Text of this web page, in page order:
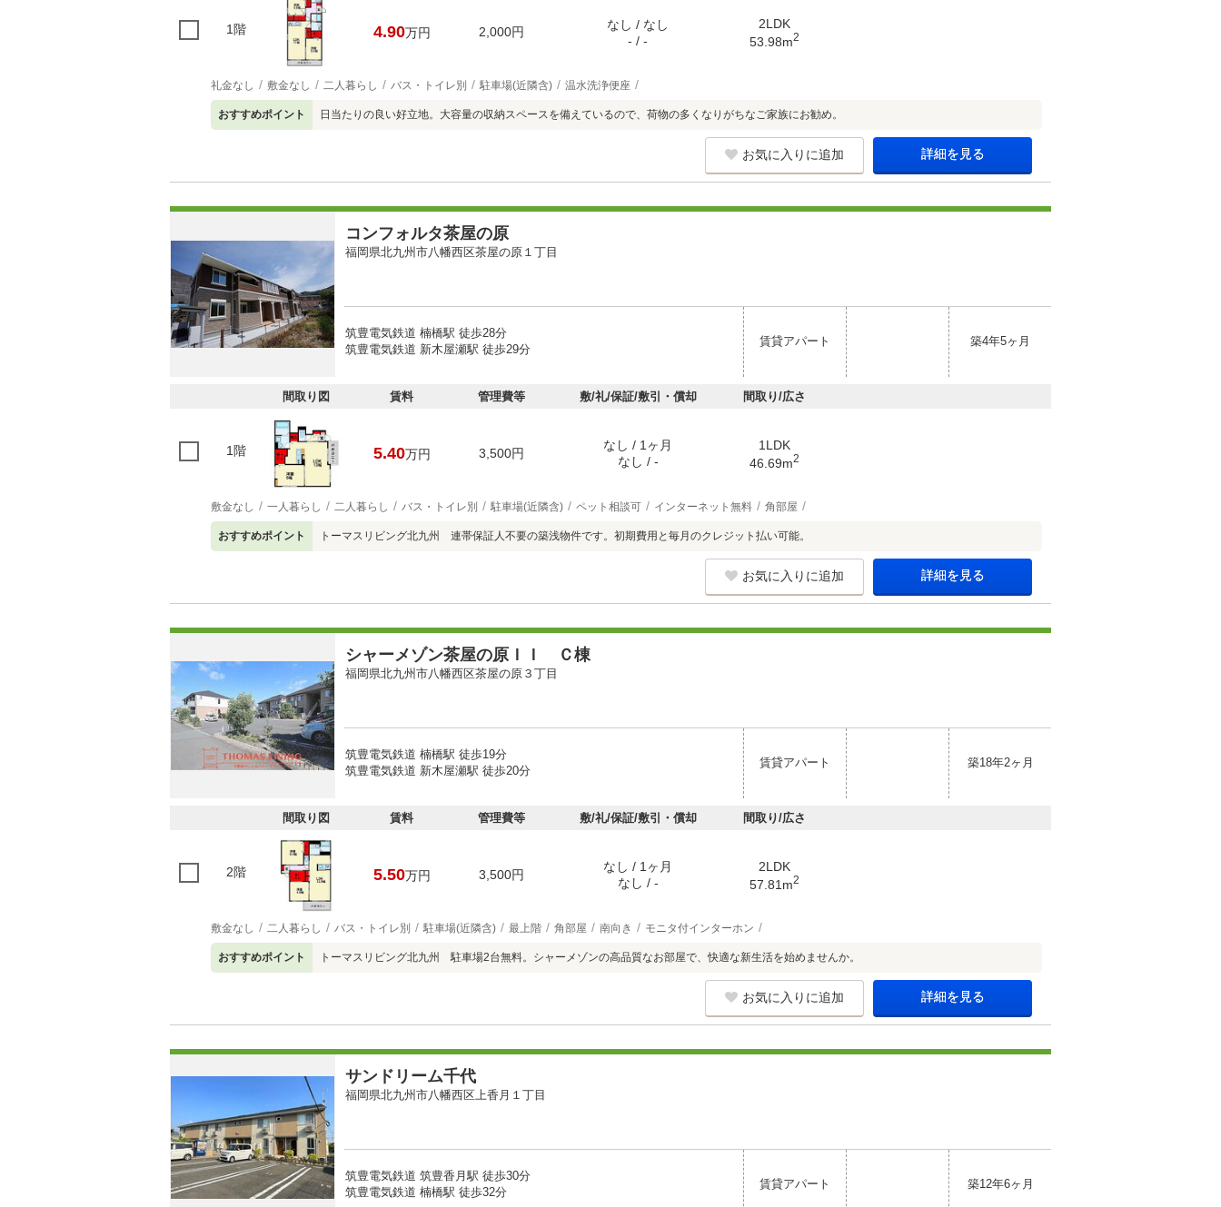
1階 4.90万円 2,000円
なし / なし
- / -
2LDK
53.98m2
礼金なし 敷金なし 二人暮らし バス・トイレ別 駐車場(近隣含) 温水洗浄便座
おすすめポイント 日当たりの良い好立地。大容量の収納スペースを備えているので、荷物の多くなりがちなご家族にお勧め。
お気に入りに追加 詳細を見る
コンフォルタ茶屋の原
福岡県北九州市八幡西区茶屋の原１丁目
筑豊電気鉄道 楠橋駅 徒歩28分
筑豊電気鉄道 新木屋瀬駅 徒歩29分
賃貸アパート 築4年5ヶ月
間取り図 賃料 管理費等 敷/礼/保証/敷引・償却 間取り/広さ
1階 5.40万円 3,500円
なし / 1ヶ月
なし / -
1LDK
46.69m2
敷金なし 一人暮らし 二人暮らし バス・トイレ別 駐車場(近隣含) ペット相談可 インターネット無料 角部屋
おすすめポイント トーマスリビング北九州 連帯保証人不要の築浅物件です。初期費用と毎月のクレジット払い可能。
お気に入りに追加 詳細を見る
シャーメゾン茶屋の原ＩＩ Ｃ棟
福岡県北九州市八幡西区茶屋の原３丁目
筑豊電気鉄道 楠橋駅 徒歩19分
筑豊電気鉄道 新木屋瀬駅 徒歩20分
賃貸アパート 築18年2ヶ月
間取り図 賃料 管理費等 敷/礼/保証/敷引・償却 間取り/広さ
2階 5.50万円 3,500円
なし / 1ヶ月
なし / -
2LDK
57.81m2
敷金なし 二人暮らし バス・トイレ別 駐車場(近隣含) 最上階 角部屋 南向き モニタ付インターホン
おすすめポイント トーマスリビング北九州 駐車場2台無料。シャーメゾンの高品質なお部屋で、快適な新生活を始めませんか。
お気に入りに追加 詳細を見る
サンドリーム千代
福岡県北九州市八幡西区上香月１丁目
筑豊電気鉄道 筑豊香月駅 徒歩30分
筑豊電気鉄道 楠橋駅 徒歩32分
賃貸アパート 築12年6ヶ月